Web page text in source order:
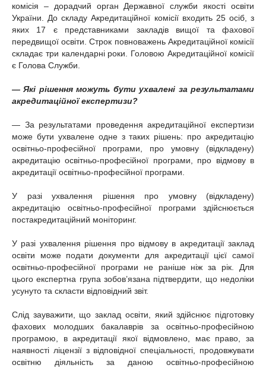
комісія – дорадчий орган Державної служби якості освіти
України. До складу Акредитаційної комісії входить 25 осіб, з
яких 17 є представниками закладів вищої та фахової
передвищої освіти. Строк повноважень Акредитаційної комісії
складає три календарні роки. Головою Акредитаційної комісії
є Голова Служби.
— Які рішення можуть бути ухвалені за результатами
акредитаційної експертизи?
— За результатами проведення акредитаційної експертизи
може бути ухвалене одне з таких рішень: про акредитацію
освітньо-професійної програми, про умовну (відкладену)
акредитацію освітньо-професійної програми, про відмову в
акредитації освітньо-професійної програми.
У разі ухвалення рішення про умовну (відкладену)
акредитацію освітньо-професійної програми здійснюється
постакредитаційний моніторинг.
У разі ухвалення рішення про відмову в акредитації заклад
освіти може подати документи для акредитації цієї самої
освітньо-професійної програми не раніше ніж за рік. Для
цього експертна група зобов’язана підтвердити, що недоліки
усунуто та скласти відповідний звіт.
Слід зауважити, що заклад освіти, який здійснює підготовку
фахових молодших бакалаврів за освітньо-професійною
програмою, в акредитації якої відмовлено, має право, за
наявності ліцензії з відповідної спеціальності, продовжувати
освітню діяльність за даною освітньо-професійною